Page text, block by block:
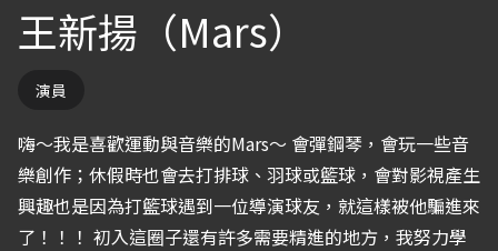
王新揚（Mars）
演員
嗨～我是喜歡運動與音樂的Mars～ 會彈鋼琴，會玩一些音
樂創作；休假時也會去打排球、羽球或籃球，會對影視產生
興趣也是因為打籃球遇到一位導演球友，就這樣被他騙進來
了！！！ 初入這圈子還有許多需要精進的地方，我努力學